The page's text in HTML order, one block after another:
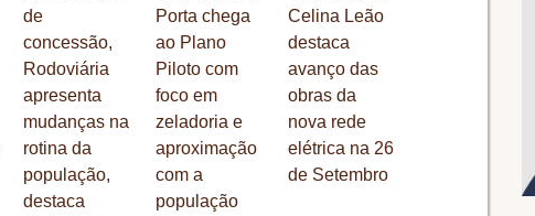
de
concessão,
Rodoviária
apresenta
mudanças na
rotina da
população,
destaca
Porta chega
ao Plano
Piloto com
foco em
zeladoria e
aproximação
com a
população
Celina Leão
destaca
avanço das
obras da
nova rede
elétrica na 26
de Setembro